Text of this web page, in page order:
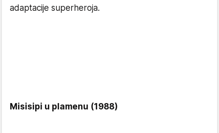
adaptacije superheroja.
Misisipi u plamenu (1988)